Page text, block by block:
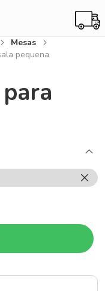
Mesas
pequena
Esse